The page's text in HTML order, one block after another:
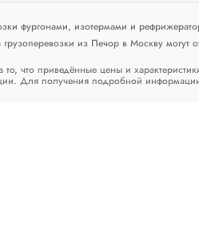
фургонами, изотермами и
из Печор в Москву могут
что приведённые цены и
Для получения подробной